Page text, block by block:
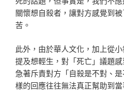
關懷想自殺者，讓對方感覺到
苦。
此外，由於華人文化，加上從
提及想輕生，對「死亡」議題
急著斥責對方「自殺是不對、
樣的回應往往無法真正幫助到